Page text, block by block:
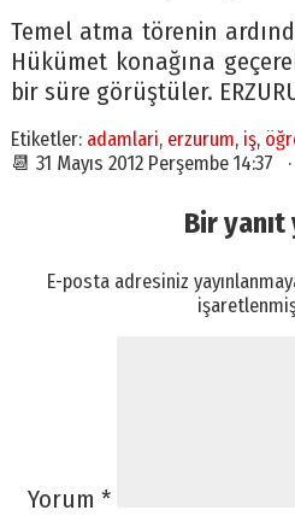
Temel atma törenin
Hükümet konağına
bir süre görüştüler.
Etiketler: adamlari, erzurum, iş,
📆 31 Mayıs 2012 Perşembe
Bir yanıt
E-posta adresiniz
Yorum *